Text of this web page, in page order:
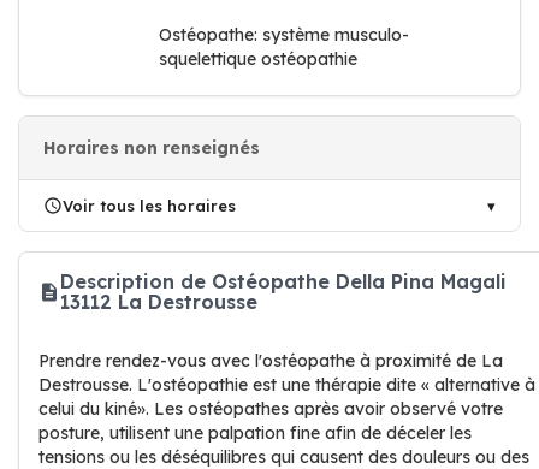
Ostéopathe: système musculo-
squelettique ostéopathie
Horaires non renseignés
Voir tous les horaires
Description de Ostéopathe Della Pina Magali
13112 La Destrousse
Prendre rendez-vous avec l'ostéopathe à proximité de La
Destrousse. L'ostéopathie est une thérapie dite « alternative à
celui du kiné». Les ostéopathes après avoir observé votre
posture, utilisent une palpation fine afin de déceler les
tensions ou les déséquilibres qui causent des douleurs ou des